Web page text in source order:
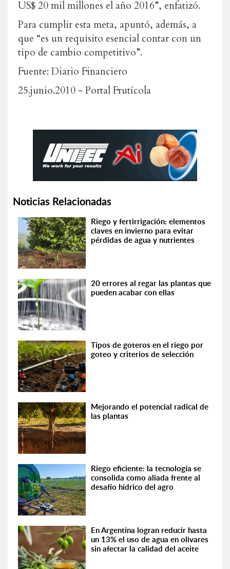
US$ 20 mil millones el año 2016”, enfatizó.
Para cumplir esta meta, apuntó, además, a
que “es un requisito esencial contar con un
tipo de cambio competitivo”.
Fuente: Diario Financiero
25.junio.2010 - Portal Frutícola
Noticias Relacionadas
Riego y fertirrigación: elementos
claves en invierno para evitar
pérdidas de agua y nutrientes
20 errores al regar las plantas que
pueden acabar con ellas
Tipos de goteros en el riego por
goteo y criterios de selección
Mejorando el potencial radical de
las plantas
Riego eficiente: la tecnología se
consolida como aliada frente al
desafío hídrico del agro
En Argentina logran reducir hasta
un 13% el uso de agua en olivares
sin afectar la calidad del aceite